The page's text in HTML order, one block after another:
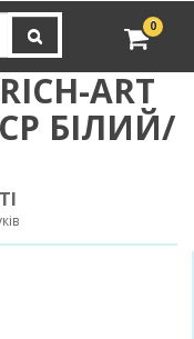
0
ART
БІЛИЙ/